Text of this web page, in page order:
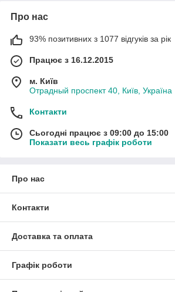
Про нас
93% позитивних з 1077 відгуків за рік
Працює з 16.12.2015
м. Київ
Отрадный проспект 40, Київ, Україна
Контакти
Сьогодні працює з 09:00 до 15:00
Показати весь графік роботи
Про нас
Контакти
Доставка та оплата
Графік роботи